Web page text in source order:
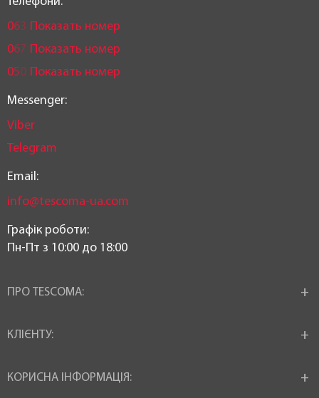
063 Показать номер
067 Показать номер
050 Показать номер
Messenger:
Viber
Telegram
Email:
info@tescoma-ua.com
Графік роботи:
Пн-Пт з 10:00 до 18:00
ПРО TESCOMA:
КЛІЄНТУ:
КОРИСНА ІНФОРМАЦІЯ: